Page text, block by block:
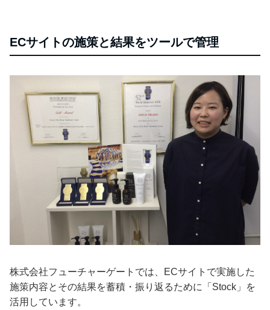
ECサイトの施策と結果をツールで管理
株式会社フューチャーゲートでは、ECサイトで実施した
施策内容とその結果を蓄積・振り返るために「Stock」を
活用しています。